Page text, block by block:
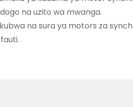
na uzito wa mwanga.
na sura ya motors za